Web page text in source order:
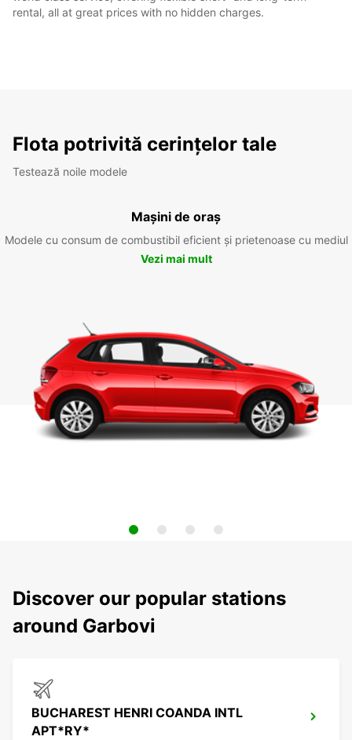
rental, all at great prices with no hidden charges.
Flota potrivită cerințelor tale
Testează noile modele
Mașini de oraș
Modele cu consum de combustibil eficient și prietenoase cu mediul
Vezi mai mult
Discover our popular stations
around Garbovi
BUCHAREST HENRI COANDA INTL
APT*RY*